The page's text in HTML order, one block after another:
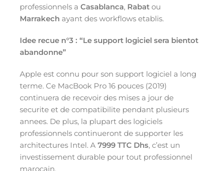
professionnels a Casablanca, Rabat ou
Marrakech ayant des workflows etablis.
Idee recue n°3 : “Le support logiciel sera bientot
abandonne”
Apple est connu pour son support logiciel a long
terme. Ce MacBook Pro 16 pouces (2019)
continuera de recevoir des mises a jour de
securite et de compatibilite pendant plusieurs
annees. De plus, la plupart des logiciels
professionnels continueront de supporter les
architectures Intel. A 7999 TTC Dhs, c’est un
investissement durable pour tout professionnel
marocain.